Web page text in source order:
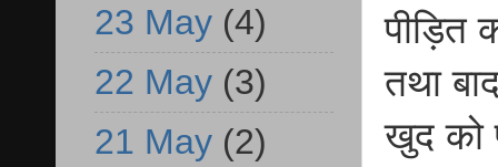
पीड़ित
तथा
खुद को
23 May (4)
22 May (3)
21 May (2)